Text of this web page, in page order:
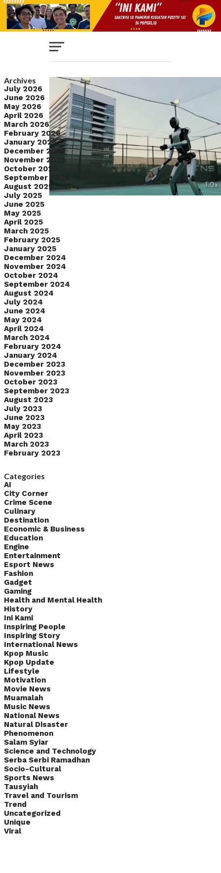
All
posts
tagged
"UBTECH
Robotics"
Archives
July 2026
June 2026
May 2026
April 2026
March 2026
February 2026
January 2026
December 2025
November 2025
October 2025
September 2025
August 2025
July 2025
June 2025
May 2025
April 2025
March 2025
February 2025
January 2025
December 2024
November 2024
October 2024
September 2024
August 2024
July 2024
June 2024
May 2024
April 2024
March 2024
February 2024
January 2024
December 2023
November 2023
October 2023
September 2023
August 2023
July 2023
June 2023
May 2023
April 2023
March 2023
February 2023
Categories
AI
City Corner
Crime Scene
Culinary
Destination
Economic & Business
Education
Engine
Entertainment
Esport News
Fashion
Gadget
Gaming
Health and Mental Health
History
Ini Kami
Inspiring People
Inspiring Story
International News
Kpop Music
Kpop Update
Lifestyle
Motivation
Movie News
Muamalah
Music News
National News
Natural Disaster
Phenomenon
Salam Syiar
Science and Technology
Serba Serbi Ramadhan
Socio-Cultural
Sports News
Tausyiah
Travel and Tourism
Trend
Uncategorized
Unique
Viral